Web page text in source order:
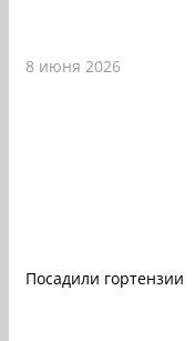
8 июня 2026
Посадили гортензии